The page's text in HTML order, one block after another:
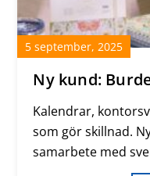
5 september,2025
Ny kund:
Kalendrar,
som gör skillnad.
samarbete med